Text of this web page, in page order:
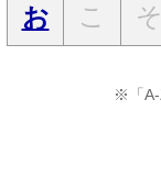
お
こ そ
※「A-